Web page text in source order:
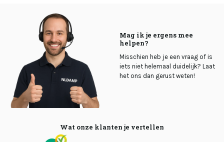
Mag ik je ergens mee
helpen?
Misschien heb je een vraag of is
iets niet helemaal duidelijk? Laat
het ons dan gerust weten!
Wat onze klanten je vertellen